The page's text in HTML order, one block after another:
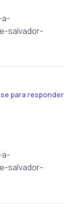
salvador-
para responder
salvador-